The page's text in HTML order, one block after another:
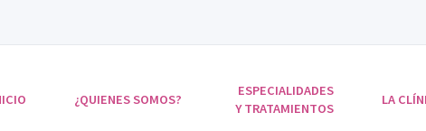
¿QUIENES SOMOS?
ESPECIALIDADES
Y TRATAMIENTOS
LA